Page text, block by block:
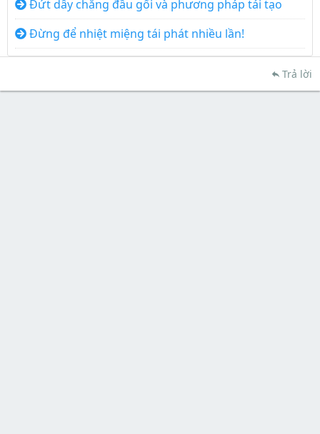
Đứt dây chằng đầu gối và phương pháp tái tạo
Đừng để nhiệt miệng tái phát nhiều lần!
Trả lời